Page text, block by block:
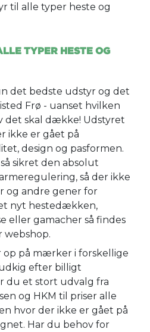
til alle typer heste og
TYPER HESTE OG
det bedste udstyr og det
Frø - uanset hvilken
det skal dække! Udstyret
ikke er gået på
design og pasformen.
sikret den absolut
så der ikke
og andre gener for
nyt hestedækken,
eller gamacher så findes
webshop.
op på mærker i forskellige
efter billigt
du et stort udvalg fra
og HKM til priser alle
hvor der ikke er gået på
Har du behov for